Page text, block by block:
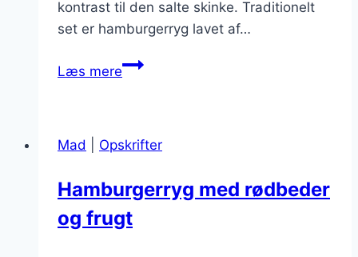
kontrast til den salte skinke. Traditionelt
set er hamburgerryg lavet af…
Læs mereGlaseret
i
Mad Opskrifter
Hamburgerryg med rødbeder
og frugt